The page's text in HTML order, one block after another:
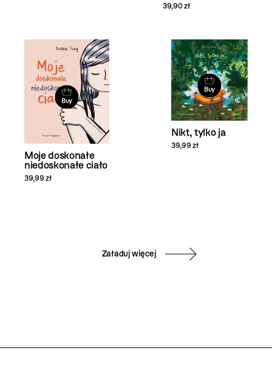
39,90 zł
Buy
Moje doskonałe
niedoskonałe ciało
39,99 zł
Buy
Nikt, tylko ja
39,99 zł
Załaduj więcej